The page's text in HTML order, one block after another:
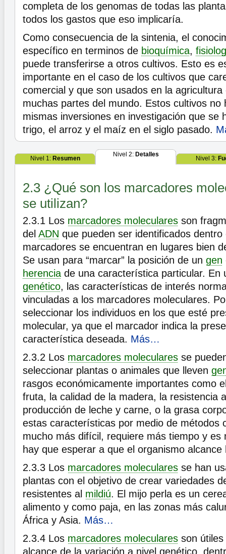
completa de los genomas de todas las
todos los gastos que eso implicaría.
Como consecuencia de la sintenia, el
específico en terminos de bioquímica,
puede transferirse a otros cultivos. Esto es
importante en el caso de los cultivos que
comercial y que son usados en la
muchas partes del mundo. Estos cultivos no
mismas inversiones en investigación que se
trigo, el arroz y el maíz en el siglo pasado.
Nivel 1: Resumen
Nivel 2: Detalles
Nivel 3:
2.3 ¿Qué son los marcadores
se utilizan?
2.3.1 Los marcadores moleculares son
del ADN que pueden ser identificados
marcadores se encuentran en lugares bien
Se usan para “marcar” la posición de un gen
herencia de una característica particular. En
genético, las características de interés
vinculadas a los marcadores moleculares.
seleccionar los individuos en los que esté
molecular, ya que el marcador indica la
característica deseada. Más…
2.3.2 Los marcadores moleculares se
seleccionar plantas o animales que lleven
rasgos económicamente importantes como
fruta, la calidad de la madera, la resistencia
producción de leche y carne, o la grasa
estas características por medio de métodos
mucho más difícil, requiere más tiempo y es
hay que esperar a que el organismo
2.3.3 Los marcadores moleculares se han
plantas con el objetivo de crear variedades
resistentes al mildiú. El mijo perla es un
alimento y como paja, en las zonas más
África y Asia. Más…
2.3.4 Los marcadores moleculares son
alcance de la variación a nivel genético,